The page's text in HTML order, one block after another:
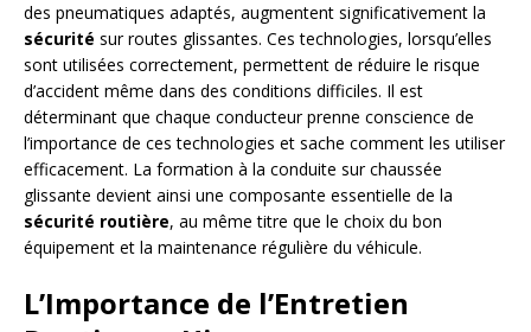
des pneumatiques adaptés, augmentent significativement la
sécurité sur routes glissantes. Ces technologies, lorsqu’elles
sont utilisées correctement, permettent de réduire le risque
d’accident même dans des conditions difficiles. Il est
déterminant que chaque conducteur prenne conscience de
l’importance de ces technologies et sache comment les utiliser
efficacement. La formation à la conduite sur chaussée
glissante devient ainsi une composante essentielle de la
sécurité routière, au même titre que le choix du bon
équipement et la maintenance régulière du véhicule.
L’Importance de l’Entretien